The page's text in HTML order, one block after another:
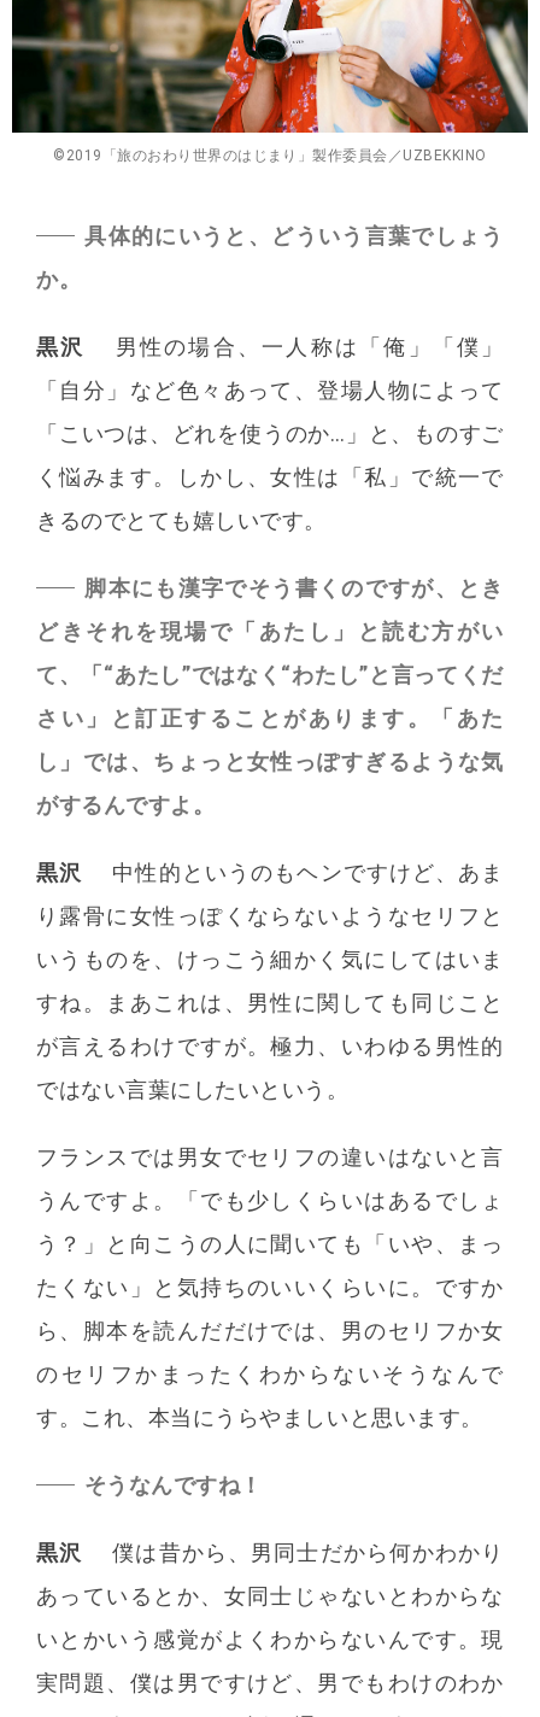
©2019「旅のおわり世界のはじまり」製作委員会／UZBEKKINO
具体的にいうと、どういう言葉でしょう
か。
黒沢
男性の場合、一人称は「俺」「僕」
「自分」など色々あって、登場人物によって
「こいつは、どれを使うのか…」と、ものすご
く悩みます。しかし、女性は「私」で統一で
きるのでとても嬉しいです。
脚本にも漢字でそう書くのですが、とき
どきそれを現場で「あたし」と読む方がい
て、「“あたし”ではなく“わたし”と言ってくだ
さい」と訂正することがあります。「あた
し」では、ちょっと女性っぽすぎるような気
がするんですよ。
黒沢
中性的というのもヘンですけど、あま
り露骨に女性っぽくならないようなセリフと
いうものを、けっこう細かく気にしてはいま
すね。まあこれは、男性に関しても同じこと
が言えるわけですが。極力、いわゆる男性的
ではない言葉にしたいという。
フランスでは男女でセリフの違いはないと言
うんですよ。「でも少しくらいはあるでしょ
う？」と向こうの人に聞いても「いや、まっ
たくない」と気持ちのいいくらいに。ですか
ら、脚本を読んだだけでは、男のセリフか女
のセリフかまったくわからないそうなんで
す。これ、本当にうらやましいと思います。
そうなんですね！
黒沢
僕は昔から、男同士だから何かわかり
あっているとか、女同士じゃないとわからな
いとかいう感覚がよくわからないんです。現
実問題、僕は男ですけど、男でもわけのわか